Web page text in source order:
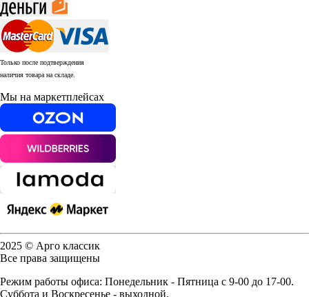
Только после подтверждения
наличия товара на складе.
Мы на маркетплейсах
2025 © Арго классик
Все права защищены
Режим работы офиса: Понедельник - Пятница с 9-00 до 17-00.
Суббота и Воскресенье - выходной.